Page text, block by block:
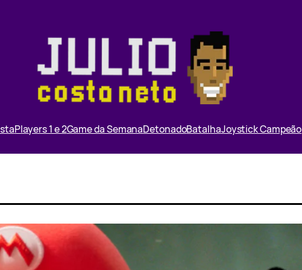
Players 1 e 2Game da SemanaDetonadoBatalhaJoystick Campeão